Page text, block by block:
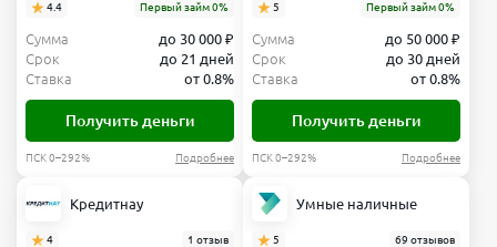
4.4 Первый займ 0%
Сумма
до 30 000 ₽
Срок
до 21 дней
Ставка
от 0.8%
Получить деньги
ПСК 0–292% Подробнее
5 Первый займ 0%
Сумма
до 50 000 ₽
Срок
до 30 дней
Ставка
от 0.8%
Получить деньги
ПСК 0–292% Подробнее
Кредитнау
4 1 отзыв
Умные наличные
5 69 отзывов